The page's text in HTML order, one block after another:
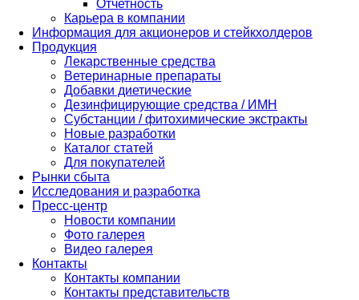
Отчетность
Карьера в компании
Информация для акционеров и стейкхолдеров
Продукция
Лекарственные средства
Ветеринарные препараты
Добавки диетические
Дезинфицирующие средства / ИМН
Субстанции / фитохимические экстракты
Новые разработки
Каталог статей
Для покупателей
Рынки сбыта
Исследования и разработка
Пресс-центр
Новости компании
Фото галерея
Видео галерея
Контакты
Контакты компании
Контакты представительств